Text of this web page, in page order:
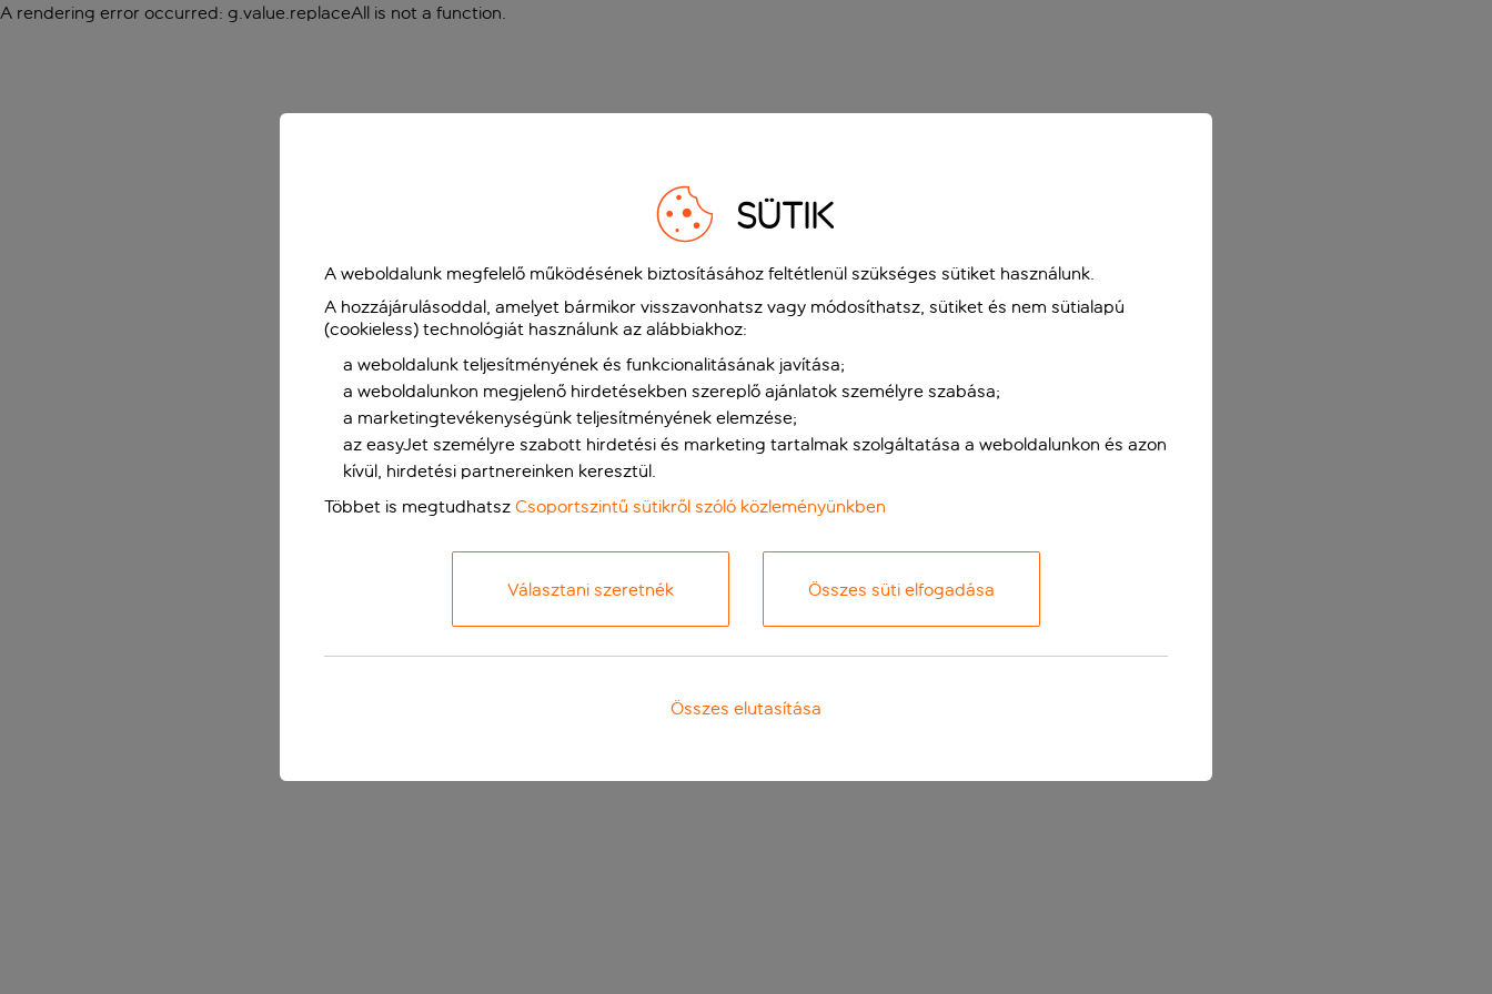
A rendering error occurred: g.value.replaceAll is not a function.
SÜTIK
A weboldalunk megfelelő működésének biztosításához feltétlenül szükséges sütiket használunk.
A hozzájárulásoddal, amelyet bármikor visszavonhatsz vagy módosíthatsz, sütiket és nem sütialapú
(cookieless) technológiát használunk az alábbiakhoz:
a weboldalunk teljesítményének és funkcionalitásának javítása;
a weboldalunkon megjelenő hirdetésekben szereplő ajánlatok személyre szabása;
a marketingtevékenységünk teljesítményének elemzése;
az easyJet személyre szabott hirdetési és marketing tartalmak szolgáltatása a weboldalunkon és azon
kívül, hirdetési partnereinken keresztül.
Többet is megtudhatsz Csoportszintű sütikről szóló közleményünkben
Választani szeretnék Összes süti elfogadása
Összes elutasítása